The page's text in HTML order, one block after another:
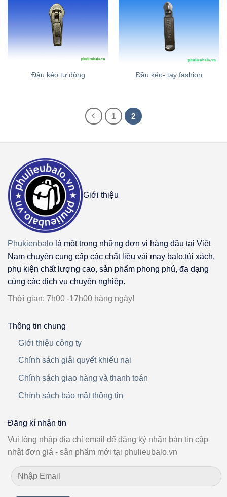
Đầu kéo tự động Đầu kéo- tay fashion
1 2
Giới thiệu
Phukienbalolà một trong những đơn vị hàng đầu tại Việt
Nam chuyên cung cấp các chất liệu vải may balo,túi xách,
phụ kiện chất lượng cao, sản phẩm phong phú, đa dạng
cùng các dịch vụ chuyên nghiệp.
Thời gian: 7h00 -17h00 hàng ngày!
Thông tin chung
Giới thiệu công ty
Chính sách giải quyết khiếu nại
Chính sách giao hàng và thanh toán
Chính sách bảo mật thông tin
Đăng kí nhận tin
Vui lòng nhập địa chỉ email để đăng ký nhận bản tin cập
nhật đơn giá - sản phẩm mới tại phulieubalo.vn